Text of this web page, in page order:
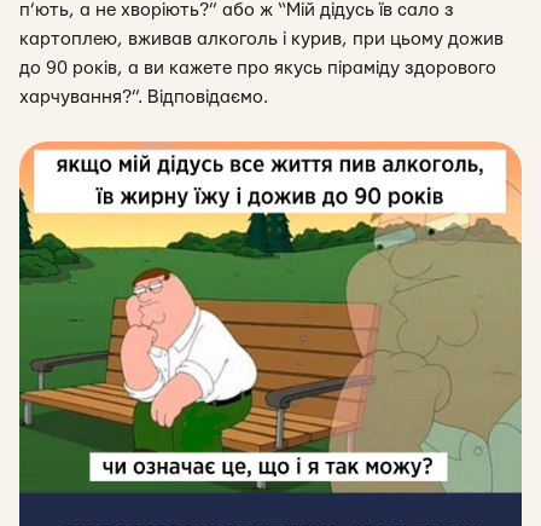
п’ють, а не хворіють?” або ж “Мій дідусь їв сало з
картоплею, вживав алкоголь і курив, при цьому дожив
до 90 років, а ви кажете про якусь піраміду здорового
харчування?”. Відповідаємо.